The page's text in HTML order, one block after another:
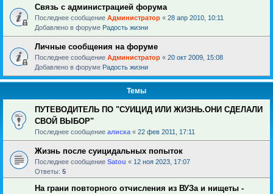
Связь с администрацией форума
Последнее сообщение Администратор « 28 апр 2010, 10:11
Добавлено в форуме Радость жизни
Личные сообщения на форуме
Последнее сообщение Администратор « 20 окт 2009, 15:08
Добавлено в форуме Радость жизни
Темы
ПУТЕВОДИТЕЛЬ ПО "СУИЦИД ИЛИ ЖИЗНЬ.ОНИ СДЕЛАЛИ
СВОЙ ВЫБОР"
Последнее сообщение алиска « 22 фев 2011, 17:11
Жизнь после суицидальных попыток
Последнее сообщение Satou « 12 ноя 2023, 17:07
Ответы: 5
На грани повторного отчисления из ВУЗа и нищеты -